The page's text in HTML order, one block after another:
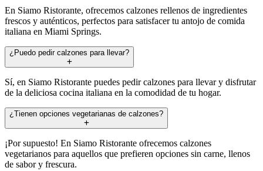
En Siamo Ristorante, ofrecemos calzones rellenos de ingredientes
frescos y auténticos, perfectos para satisfacer tu antojo de comida
italiana en Miami Springs.
¿Puedo pedir calzones para llevar?
Sí, en Siamo Ristorante puedes pedir calzones para llevar y disfrutar
de la deliciosa cocina italiana en la comodidad de tu hogar.
¿Tienen opciones vegetarianas de calzones?
¡Por supuesto! En Siamo Ristorante ofrecemos calzones
vegetarianos para aquellos que prefieren opciones sin carne, llenos
de sabor y frescura.